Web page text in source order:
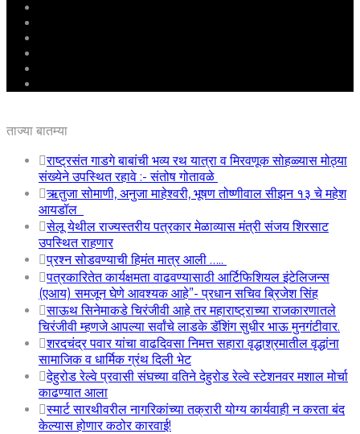
ताज्या बातम्या
राष्ट्रसंत गाडगे बाबांची भव्य रथ यात्रा व मिरवणूक सोहळ्यास मोठ्या
संख्येने उपस्थित रहावे :- संतोष गोतावळे
ऋतुजा सोमाणी, अनुजा माहेश्वरी, भूषण तोष्णीवाल सीझन १३ चे महेश
आयडॉल
सेलू येथील राज्यस्तरीय पत्रकार मेळाव्यास मंत्री संजय शिरसाट
उपस्थित राहणार
प्रश्न सोडवण्याची हिमंत मात्र आली …..
पत्रकारितेत कार्यक्षमता वाढवण्यासाठी आर्टिफिशियल इंटेलिजन्स
(एआय) समजून घेणे आवश्यक आहे”- प्रधान सचिव ब्रिजेश सिंह
साऊथ सिनेमाकडे चिरंजीवी आहे तर महाराष्ट्राच्या राजकारणातले
चिरंजीवी म्हणजे आपल्या सर्वांचे लाडके डॅशिंग सुधीर भाऊ मुनगंटीवार.
शरदचंद्र पवार यांचा वाढदिवसा निमत्त सहारा वृद्धाश्रमातील वृद्धांना
सामाजिक व धार्मिक ग्रंथ दिली भेट
देहुरोड रेल्वे प्रवासी संघच्या वतिने देहुरोड रेल्वे स्टेशनवर मशाल मोर्चा
काढण्यात आला
स्मार्ट सारथीवरील नागरिकांच्या तक्रारी योग्य कार्यवाही न करता बंद
केल्यास होणार कठोर कारवाई!